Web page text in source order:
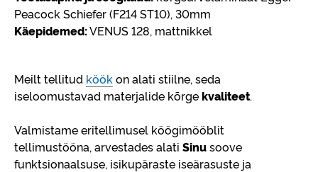
Peacock Schiefer (F214 ST10), 30mm
Käepidemed:VENUS 128, mattnikkel
Meilt tellitud köök on alati stiilne, seda
iseloomustavad materjalide kõrgekvaliteet.
Valmistame eritellimusel köögimööblit
tellimustööna, arvestades alati Sinusoove
funktsionaalsuse, isikupäraste iseärasuste ja